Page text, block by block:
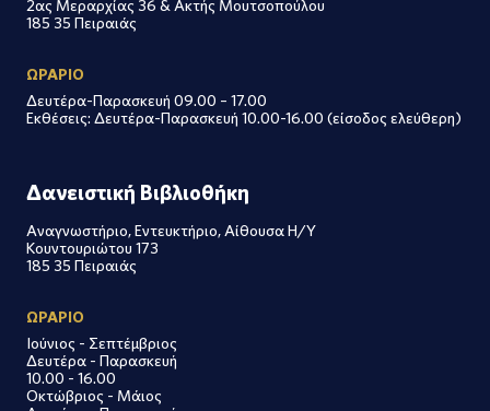
2ας Μεραρχίας 36 & Ακτής Μουτσοπούλου
185 35 Πειραιάς
ΩΡΑΡΙΟ
Δευτέρα-Παρασκευή 09.00 – 17.00
Εκθέσεις: Δευτέρα-Παρασκευή 10.00-16.00 (είσοδος ελεύθερη)
Δανειστική Βιβλιοθήκη
Αναγνωστήριο, Εντευκτήριο, Αίθουσα Η/Υ
Κουντουριώτου 173
185 35 Πειραιάς
ΩΡΑΡΙΟ
Ιούνιος - Σεπτέμβριος
Δευτέρα - Παρασκευή
10.00 - 16.00
Οκτώβριος - Μάιος